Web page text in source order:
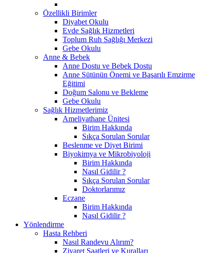
Özellikli Birimler
Diyabet Okulu
Evde Sağlık Hizmetleri
Toplum Ruh Sağlığı Merkezi
Gebe Okulu
Anne & Bebek
Anne Dostu ve Bebek Dostu
Anne Sütünün Önemi ve Başarılı Emzirme
Eğitimi
Doğum Salonu ve Bekleme
Gebe Okulu
Sağlık Hizmetlerimiz
Ameliyathane Ünitesi
Birim Hakkında
Sıkça Sorulan Sorular
Beslenme ve Diyet Birimi
Biyokimya ve Mikrobiyoloji
Birim Hakkında
Nasıl Gidilir ?
Sıkça Sorulan Sorular
Doktorlarımız
Eczane
Birim Hakkında
Nasıl Gidilir ?
Yönlendirme
Hasta Rehberi
Nasıl Randevu Alırım?
Ziyaret Saatleri ve Kuralları